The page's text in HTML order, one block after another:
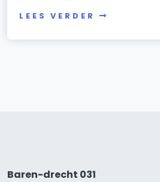
LEES VERDER
Baren-drecht 031